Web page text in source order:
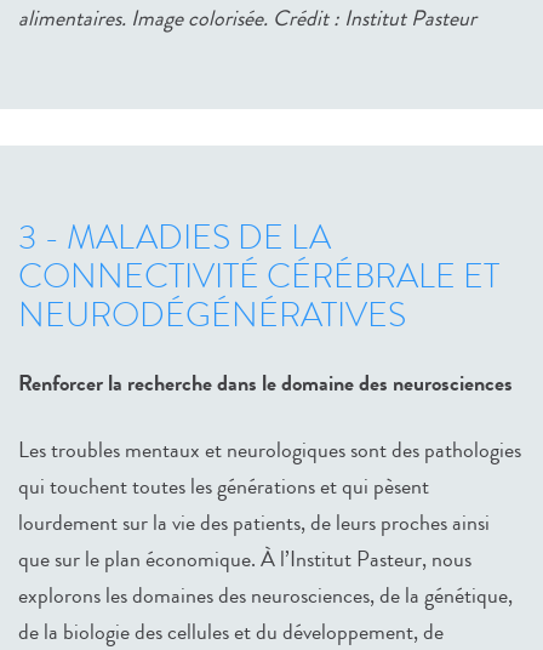
alimentaires. Image colorisée. Crédit : Institut Pasteur
3 - MALADIES DE LA
CONNECTIVITÉ CÉRÉBRALE ET
NEURODÉGÉNÉRATIVES
Renforcer la recherche dans le domaine des neurosciences
Les troubles mentaux et neurologiques sont des pathologies
qui touchent toutes les générations et qui pèsent
lourdement sur la vie des patients, de leurs proches ainsi
que sur le plan économique. À l’Institut Pasteur, nous
explorons les domaines des neurosciences, de la génétique,
de la biologie des cellules et du développement, de